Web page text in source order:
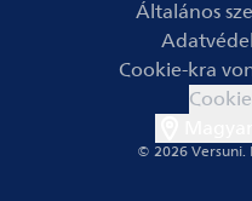
Általános
Cookie-kra
© 2026 Versuni.